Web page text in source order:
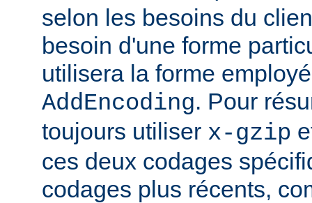
selon les besoins du
besoin d'une forme
utilisera la forme
AddEncoding. Pour
toujours utiliser x-gzip
ces deux codages
codages plus récents,